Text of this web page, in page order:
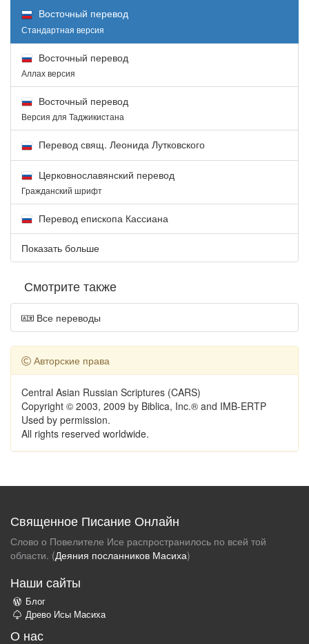
Восточный перевод
Стандартная версия
Восточный перевод
Аллах версия
Восточный перевод
Версия для Таджикистана
Перевод свящ. Леонида Лутковского
Церковнославянский перевод
Гражданский шрифт
Перевод епископа Кассиана
Показать больше
Смотрите также
Все переводы
Авторские права
Central Asian Russian Scriptures (CARS)
Copyright © 2003, 2009 by Biblica, Inc.® and IMB-ERTP
Used by permission.
All rights reserved worldwide.
Священное Писание Онлайн
Слово о Повелителе Исе распространилось по всей той
области. (Деяния посланников Масиха)
Наши сайты
Блог
Древо Исы Масиха
О нас